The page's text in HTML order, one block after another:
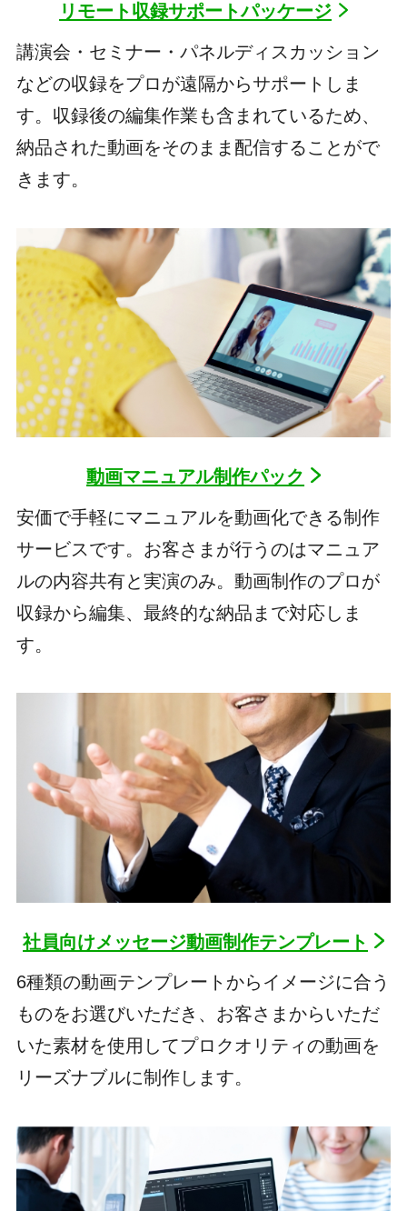
リモート収録サポートパッケージ
講演会・セミナー・パネルディスカッション
などの収録をプロが遠隔からサポートしま
す。収録後の編集作業も含まれているため、
納品された動画をそのまま配信することがで
きます。
動画マニュアル制作パック
安価で手軽にマニュアルを動画化できる制作
サービスです。お客さまが行うのはマニュア
ルの内容共有と実演のみ。動画制作のプロが
収録から編集、最終的な納品まで対応しま
す。
社員向けメッセージ動画制作テンプレート
6種類の動画テンプレートからイメージに合う
ものをお選びいただき、お客さまからいただ
いた素材を使用してプロクオリティの動画を
リーズナブルに制作します。